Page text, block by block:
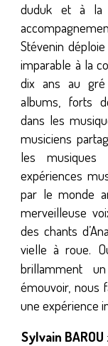
duduk et à la
Stévenin
imparable à la
dix ans au
albums, forts
dans les
musiciens
les musiques
expériences
par le monde
merveilleuse
des chants
vielle à roue.
brillamment
émouvoir, nous
une expérience
Sylvain BAROU